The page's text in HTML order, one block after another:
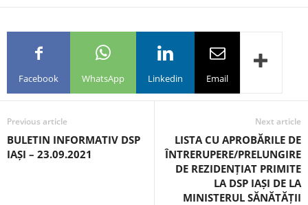
Facebook WhatsApp Linkedin Email
Previous article
BULETIN INFORMATIV DSP
IAȘI – 23.09.2021
Next article
LISTA CU APROBĂRILE DE
ÎNTRERUPERE/PRELUNGIRE
DE REZIDENȚIAT PRIMITE
LA DSP IAȘI DE LA
MINISTERUL SĂNĂTĂȚII